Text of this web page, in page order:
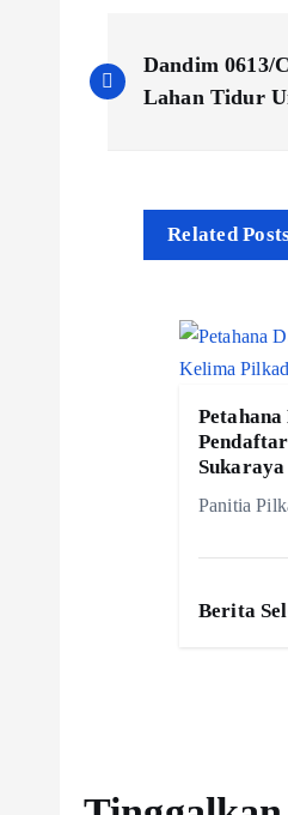
a
Dandim 0613/
Lahan Tidur
Related
Sukaraya
Panitia
Berita